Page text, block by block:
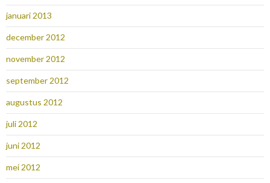
januari 2013
december 2012
november 2012
september 2012
augustus 2012
juli 2012
juni 2012
mei 2012